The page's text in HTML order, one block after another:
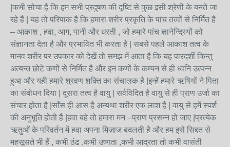
|कभी सोचा है कि हम सभी प्रदुषण की दृष्टि से कुछ इसी श्रेणी के बनते जा
रहे हैं | यह तो परिपाक है कि हमारा शरीर प्रकृति के पांच तत्वों से निर्मित है
– आकाश , हवा, आग, पानी और धरती , जो हमारे पांच ज्ञानेन्द्रियों को
संज्ञानता देता है और प्रभावित भी करता है | सबसे पहले आकाश तत्व के
मानव शरीर पर उपकार को देखें तो समझ में आता है कि यह पारदर्शी किन्तु
अत्यन्त छोटे कणों से निर्मित है और इन कणों के कम्पन से ही ध्वनि उत्पन्न
हुआ और यही हमारे श्रवण शक्ति का संचालक है |इन्हें हमारे ऋषियों ने पिता
का संबोधन दिया | दूसरा तत्व है वायु | सर्वविदित है वायु से ही प्राण उर्जा का
संचार होता है |साँस ही आस है अन्यथा शरीर एक लाश है | वायु से हमें स्पर्श
की अनुभूति होती है |हवा बहे तो हमारा मन –प्राण प्रसन्न हो जाए |प्रत्येक
ऋतुओं के परिवर्तन में हवा अपना मिज़ाज बदलती है और हम इसे सिद्दत से
महसूसते भी हैं , कभी ठंढ ,कभी उष्णता ,कभी आद्रता तो कभी वासंती